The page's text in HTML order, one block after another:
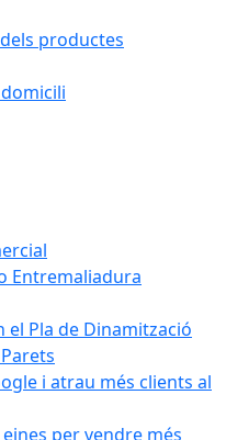
productes
Entremaliadura
el Pla de Dinamització
i atrau més clients al
per vendre més